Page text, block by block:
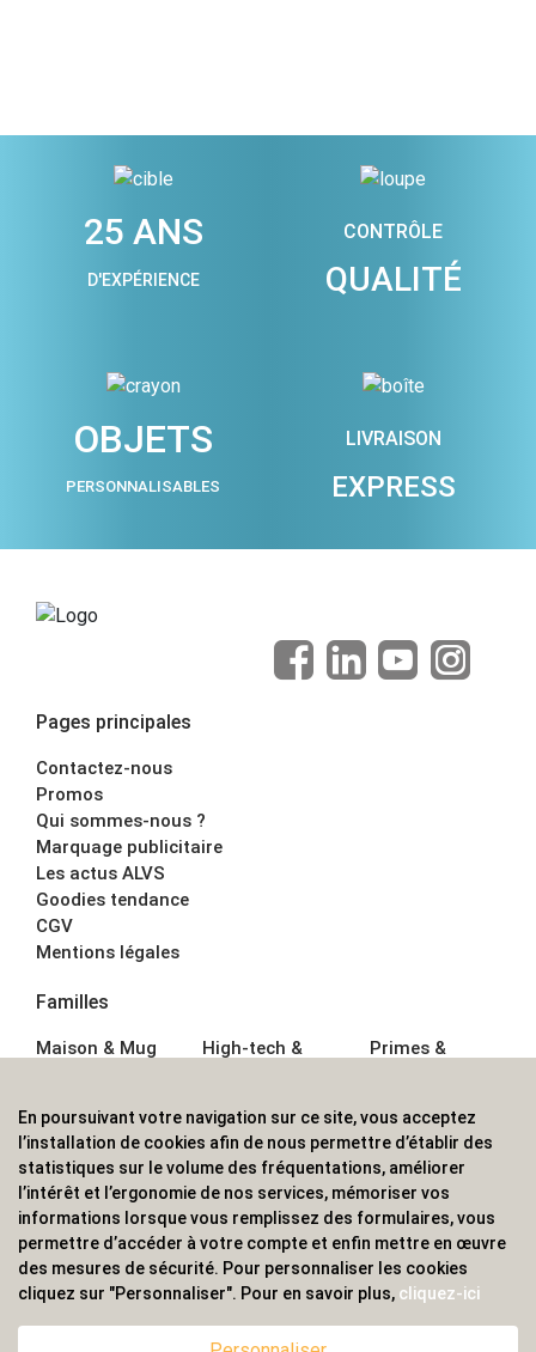
25 ANS
D'EXPÉRIENCE
CONTRÔLE
QUALITÉ
OBJETS
PERSONNALISABLES
LIVRAISON
EXPRESS
Pages principales
Contactez-nous
Promos
Qui sommes-nous ?
Marquage publicitaire
Les actus ALVS
Goodies tendance
CGV
Mentions légales
Familles
Maison & Mug
Écriture
Bagagerie sacs
High-tech &
Sport &
Outdoor
Enfant
Primes &
Boisson
Textile &
Casquette
Accessoires de
bureau
ALVS, fournisseur d'objets publicitaires, pour les
professionnels. Une implantation nationale, une
couverture internationale.
En poursuivant votre navigation sur ce site, vous acceptez
l’installation de cookies afin de nous permettre d’établir des
statistiques sur le volume des fréquentations, améliorer
l’intérêt et l’ergonomie de nos services, mémoriser vos
informations lorsque vous remplissez des formulaires, vous
permettre d’accéder à votre compte et enfin mettre en œuvre
des mesures de sécurité. Pour personnaliser les cookies
cliquez sur "Personnaliser". Pour en savoir plus, cliquez-ici